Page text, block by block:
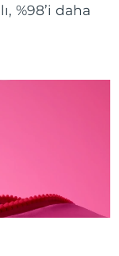
%98’i daha
teslim tarihi
teslim tarihi
11/08/2026